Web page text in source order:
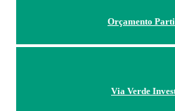
Orçamento
Via Verde